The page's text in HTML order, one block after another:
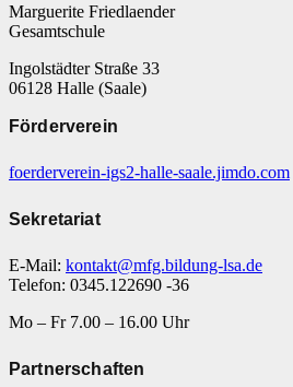
Marguerite Friedlaender
Gesamtschule
Ingolstädter Straße 33
06128 Halle (Saale)
Förderverein
foerderverein-igs2-halle-saale.jimdo.com
Sekretariat
E-Mail: kontakt@mfg.bildung-lsa.de
Telefon: 0345.122690 -36
Mo – Fr 7.00 – 16.00 Uhr
Partnerschaften